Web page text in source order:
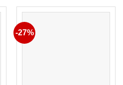
-27%